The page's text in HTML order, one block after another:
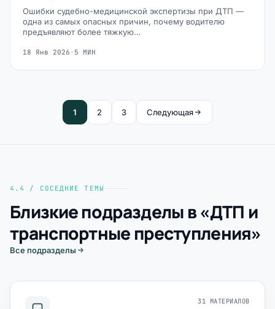
Ошибки судебно-медицинской экспертизы при ДТП —
одна из самых опасных причин, почему водителю
предъявляют более тяжкую…
18 Янв 2026 · 5 МИН
1 2 3 Следующая
4.4 / СОСЕДНИЕ ТЕМЫ
Близкие подразделы в «ДТП и
транспортные преступления»
Все подразделы
31 МАТЕРИАЛОВ